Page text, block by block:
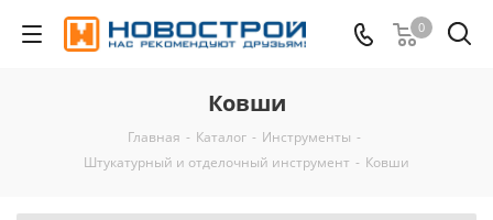
0
Ковши
Главная - Каталог - Инструменты -
Штукатурный и отделочный инструмент - Ковши